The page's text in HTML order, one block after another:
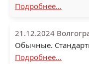
Подробнее...
21.12.2024
Обычные.
Подробнее...